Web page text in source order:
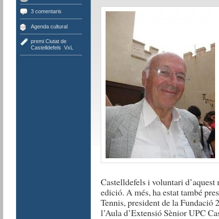
3 comentaris
Agenda cultural
premi Ciutat de
Castelldefels VxL
Castelldefels i voluntari
edició. A més, ha estat també
Tennis, president de la Fundació
l’Aula d’Extensió Sènior UPC